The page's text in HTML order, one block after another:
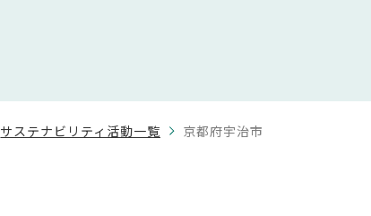
サステナビリティ活動一覧 京都府宇治市